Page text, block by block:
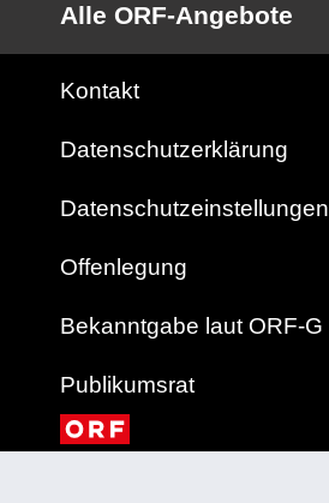
Alle ORF-Angebote
Kontakt
Datenschutzerklärung
Datenschutzeinstellungen
Offenlegung
Bekanntgabe laut ORF-G
Publikumsrat